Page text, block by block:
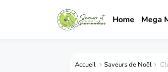
Home Mega
Accueil Saveurs de Noël